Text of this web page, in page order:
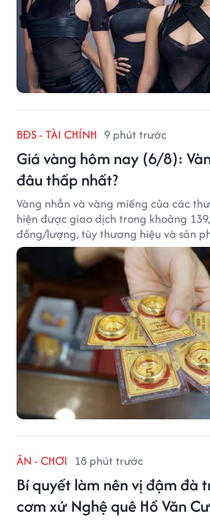
BĐS - TÀI CHÍNH 9 phút trước
Giá vàng hôm nay (6/8):
đâu thấp nhất?
Vàng nhẫn và vàng miếng của các
hiện được giao dịch trong khoảng
đồng/lượng, tùy thương hiệu và sản
ĂN - CHƠI 18 phút trước
Bí quyết làm nên vị đậm đà
cơm xứ Nghệ quê Hồ Văn